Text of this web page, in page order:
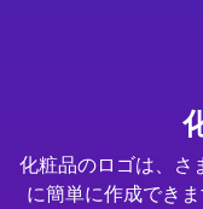
化粧品のロゴは、さ
に簡単に作成でき